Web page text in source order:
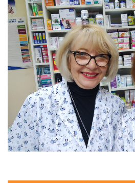
preduzetnica u Srbiji?
Izuzetno, 10.
12. Gde tačno vidite sebe za
U spa centru 😊